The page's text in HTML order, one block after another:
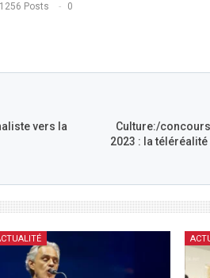
1256 Posts 0
vers la
Culture:/concours
2023 : la